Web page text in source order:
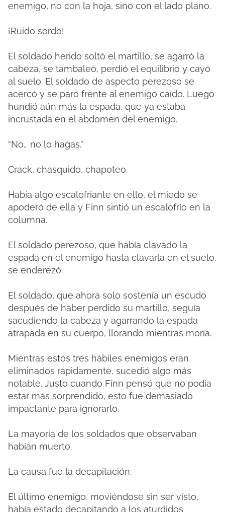
enemigo, no con la hoja, sino con el lado plano.
¡Ruido sordo!
El soldado herido soltó el martillo, se agarró la
cabeza, se tambaleó, perdió el equilibrio y cayó
al suelo. El soldado de aspecto perezoso se
acercó y se paró frente al enemigo caído. Luego
hundió aún más la espada, que ya estaba
incrustada en el abdomen del enemigo.
“No… no lo hagas.”
Crack, chasquido, chapoteo.
Había algo escalofriante en ello, el miedo se
apoderó de ella y Finn sintió un escalofrío en la
columna.
El soldado perezoso, que había clavado la
espada en el enemigo hasta clavarla en el suelo,
se enderezó.
El soldado, que ahora solo sostenía un escudo
después de haber perdido su martillo, seguía
sacudiendo la cabeza y agarrando la espada
atrapada en su cuerpo, llorando mientras moría.
Mientras estos tres hábiles enemigos eran
eliminados rápidamente, sucedió algo más
notable. Justo cuando Finn pensó que no podía
estar más sorprendido, esto fue demasiado
impactante para ignorarlo.
La mayoría de los soldados que observaban
habían muerto.
La causa fue la decapitación.
El último enemigo, moviéndose sin ser visto,
había estado decapitando a los aturdidos